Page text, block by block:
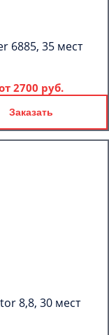
6885, 35 мест
2700 руб.
Заказать
8,8, 30 мест